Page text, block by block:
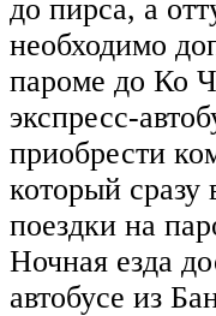
до пирса, а
необходимо
пароме до Ко
экспресс-
приобрести
который сразу
поездки на
Ночная езда
автобусе из